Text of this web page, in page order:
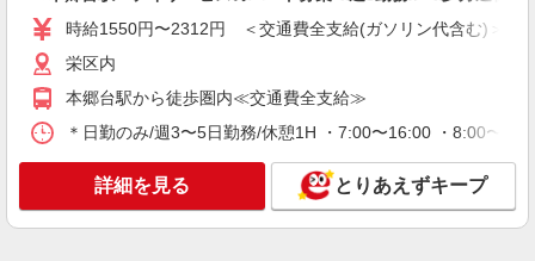
勤務≫≪夕方退社≫
栄区内
キープ
紹介予定派遣
時給1550円〜2312円 ＜交通費全支給(ガソリン代含む)＞
栄区内
本郷台駅から徒歩圏内≪交通費全支給≫
＊日勤のみ/週3〜5日勤務/休憩1H ・7:00〜16:00 ・8:00〜
詳細を見る とりあえずキープ